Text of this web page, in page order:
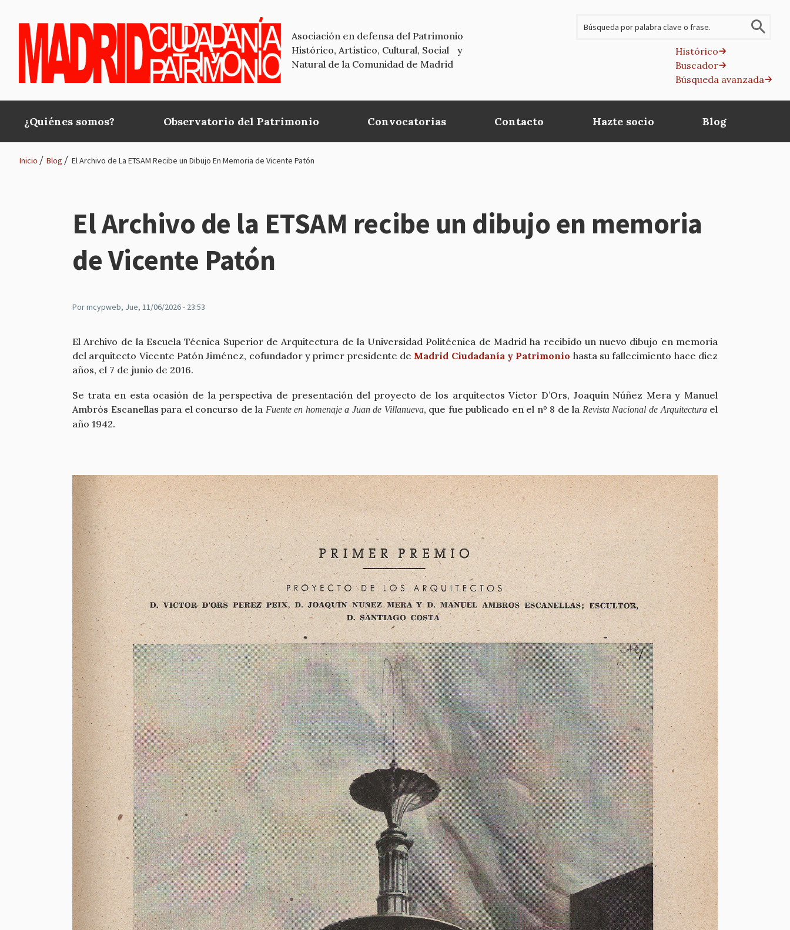
Asociación en defensa del Patrimonio
Histórico, Artístico, Cultural, Social y
Natural de la Comunidad de Madrid
Histórico
Buscador
Búsqueda avanzada
Main
navigation
¿Quiénes somos? Observatorio del Patrimonio Convocatorias Contacto Hazte socio Blog
navegación
Inicio Blog El Archivo de La ETSAM Recibe un Dibujo En Memoria de Vicente Patón
El Archivo de la ETSAM recibe un dibujo en memoria
de Vicente Patón
Pormcypweb, Jue, 11/06/2026 - 23:53
El Archivo de la Escuela Técnica Superior de Arquitectura de la Universidad Politécnica de Madrid ha recibido un nuevo dibujo en memoria
del arquitecto Vicente Patón Jiménez, cofundador y primer presidente de Madrid Ciudadanía y Patrimonio hasta su fallecimiento hace diez
años, el 7 de junio de 2016.
Se trata en esta ocasión de la perspectiva de presentación del proyecto de los arquitectos Víctor D’Ors, Joaquín Núñez Mera y Manuel
Ambrós Escanellas para el concurso de la Fuente en homenaje a Juan de Villanueva, que fue publicado en el nº 8 de la Revista Nacional de Arquitecturael
año 1942.